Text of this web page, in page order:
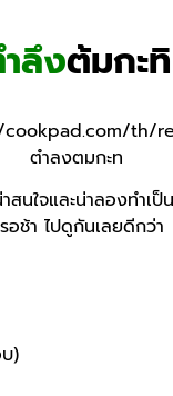
ลึงต้มกะทิ
th/
ตำลงตมกะท
สนใจและน่าลองทำเ
อช้า ไปดูกันเลยดีกว่า
)